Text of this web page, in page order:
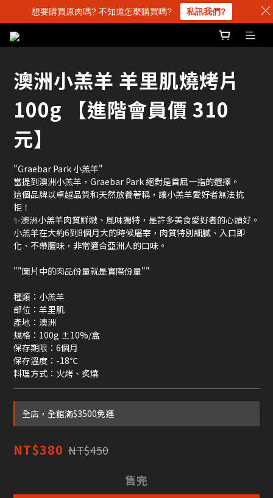
澳洲小羔羊 羊里肌燒烤片
100g 【進階會員價 310
元】
"Graebar Park 小羔羊"
當提到澳洲小羔羊，Graebar Park 絕對是首屈一指的選擇。
這個品牌以卓越品質和天然放養著稱，讓小羔羊愛好者無法抗
拒！
✨澳洲小羔羊肉質鮮嫩、風味獨特，是許多美食愛好者的心頭好。
小羔羊在大約6到8個月大的時候屠宰，肉質特別細膩、入口即
化、不帶膻味，非常適合亞洲人的口味。
""圖片中的肉品份量就是實際份量""
種類：小羔羊
部位：羊里肌
產地：澳洲
規格：100g ±10%/盒
保存期限：6個月
保存溫度：-18℃
料理方式：火烤、炙燒
全店，全館滿$3500免運
NT$380 NT$450
售完
想要購買原肉嗎? 不知道怎麼購買嗎? 私訊我們?